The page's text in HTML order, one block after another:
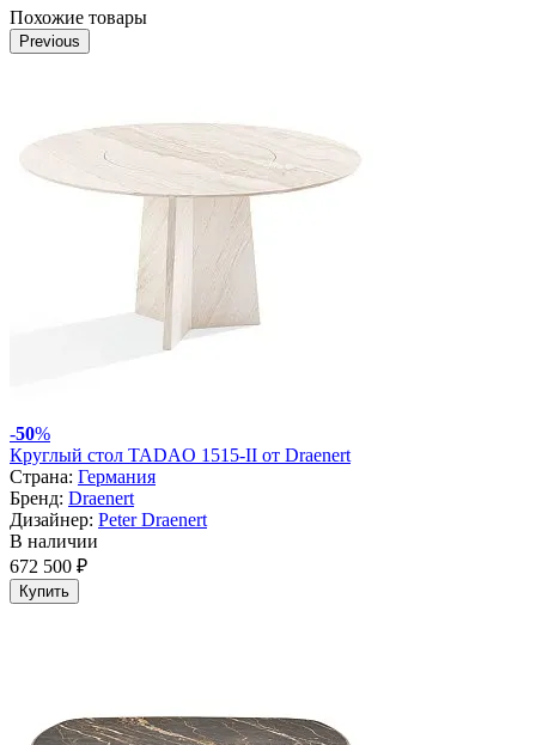
Похожие товары
Previous
-50%
Круглый стол TADAO 1515-II от Draenert
Страна: Германия
Бренд: Draenert
Дизайнер: Peter Draenert
В наличии
672 500 ₽
Купить